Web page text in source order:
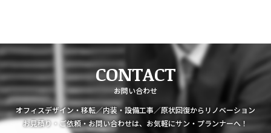
CONTACT
お問い合わせ
オフィスデザイン・移転／内装・設備工事／原状回復からリノベーション
お見積り・ご依頼・お問い合わせは、お気軽にサン・プランナーへ！